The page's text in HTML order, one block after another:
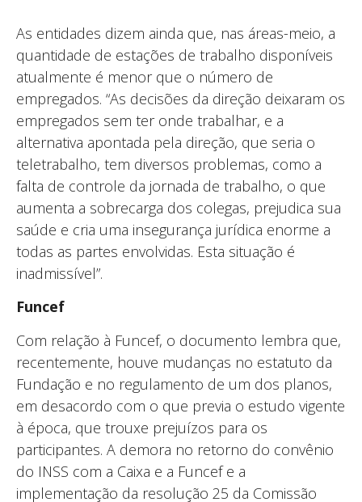
As entidades dizem ainda que, nas áreas-meio, a
quantidade de estações de trabalho disponíveis
atualmente é menor que o número de
empregados. “As decisões da direção deixaram os
empregados sem ter onde trabalhar, e a
alternativa apontada pela direção, que seria o
teletrabalho, tem diversos problemas, como a
falta de controle da jornada de trabalho, o que
aumenta a sobrecarga dos colegas, prejudica sua
saúde e cria uma insegurança jurídica enorme a
todas as partes envolvidas. Esta situação é
inadmissível”.
Funcef
Com relação à Funcef, o documento lembra que,
recentemente, houve mudanças no estatuto da
Fundação e no regulamento de um dos planos,
em desacordo com o que previa o estudo vigente
à época, que trouxe prejuízos para os
participantes. A demora no retorno do convênio
do INSS com a Caixa e a Funcef e a
implementação da resolução 25 da Comissão